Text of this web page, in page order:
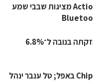
סיוה ו־Actions Technology מציגות שבבי שמע
בנובה ל־6.8%
רוני פרידמן יוביל את Chip‑AI באפל; טל ענבר ינהל